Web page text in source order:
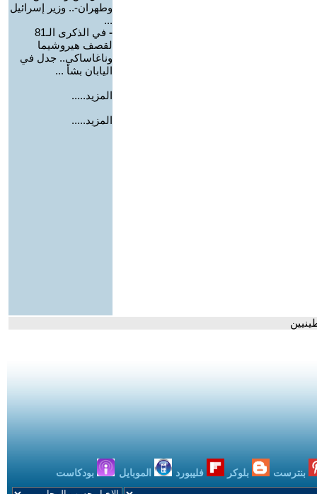
وطهران-.. وزير إسرائيل
...
-
في الذكرى الـ81
لقصف هيروشيما
وناغاساكي.. جدل في
اليابان بشأ ...
المزيد.....
المزيد.....
بنترست بلوكر فليبورد الموبايل بودكاست